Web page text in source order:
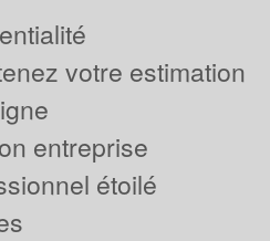
votre estimation
entreprise
étoilé